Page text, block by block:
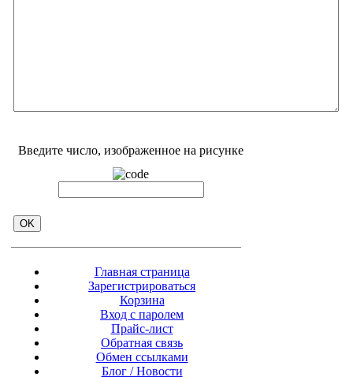
Введите число, изображенное на рисунке
Главная страница
Зарегистрироваться
Корзина
Вход с паролем
Прайс-лист
Обратная связь
Обмен ссылками
Блог / Новости